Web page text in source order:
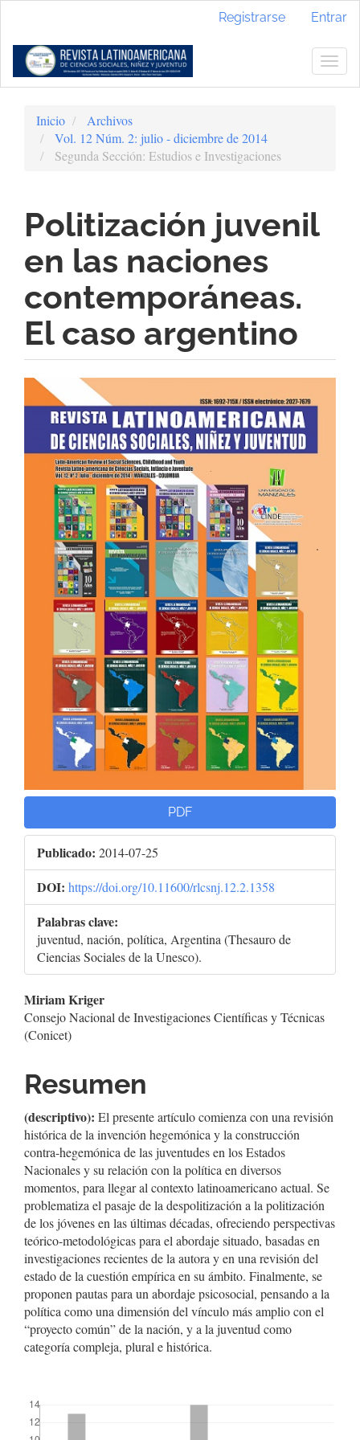
Contenido
principal
Barra
Registrarse Entrar
Inicio
Archivos
Vol. 12 Núm. 2: julio - diciembre de 2014
Segunda Sección: Estudios e Investigaciones
Politización juvenil
en las naciones
contemporáneas.
El caso argentino
Barra
lateral
del
artículo
PDF
Publicado: 2014-07-25
DOI: https://doi.org/10.11600/rlcsnj.12.2.1358
Palabras clave:
juventud, nación, política, Argentina (Thesauro de
Ciencias Sociales de la Unesco).
Contenido
principal
artículo
Miriam Kriger
Consejo Nacional de Investigaciones Científicas y Técnicas
(Conicet)
Resumen
(descriptivo): El presente artículo comienza con una revisión
histórica de la invención hegemónica y la construcción
contra-hegemónica de las juventudes en los Estados
Nacionales y su relación con la política en diversos
momentos, para llegar al contexto latinoamericano actual. Se
problematiza el pasaje de la despolitización a la politización
de los jóvenes en las últimas décadas, ofreciendo perspectivas
teórico-metodológicas para el abordaje situado, basadas en
investigaciones recientes de la autora y en una revisión del
estado de la cuestión empírica en su ámbito. Finalmente, se
proponen pautas para un abordaje psicosocial, pensando a la
política como una dimensión del vínculo más amplio con el
“proyecto común” de la nación, y a la juventud como
categoría compleja, plural e histórica.